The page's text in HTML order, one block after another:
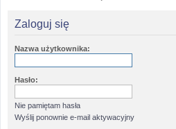
Zaloguj się
Nazwa użytkownika:
Hasło:
Nie pamiętam hasła
Wyślij ponownie e-mail aktywacyjny